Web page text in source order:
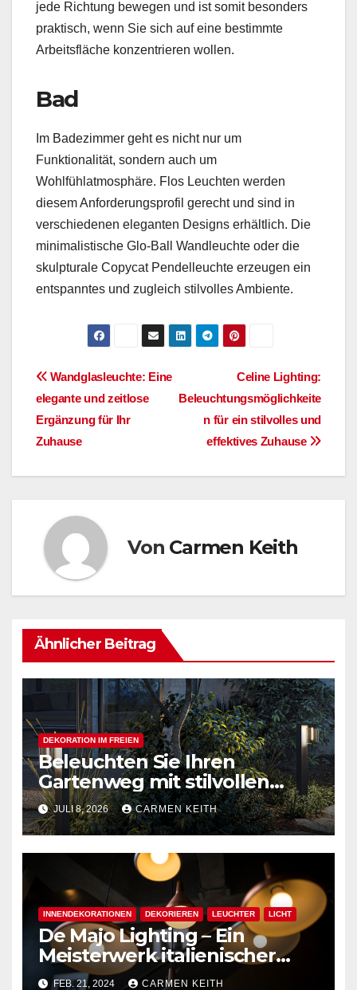
jede Richtung bewegen und ist somit besonders
praktisch, wenn Sie sich auf eine bestimmte
Arbeitsfläche konzentrieren wollen.
Bad
Im Badezimmer geht es nicht nur um
Funktionalität, sondern auch um
Wohlfühlatmosphäre. Flos Leuchten werden
diesem Anforderungsprofil gerecht und sind in
verschiedenen eleganten Designs erhältlich. Die
minimalistische Glo-Ball Wandleuchte oder die
skulpturale Copycat Pendelleuchte erzeugen ein
entspanntes und zugleich stilvolles Ambiente.
BeitragsnavigationCeline Lighting:
Beleuchtungsmöglichkeite
n für ein stilvolles und
effektives Zuhause
Wandglasleuchte: Eine
elegante und zeitlose
Ergänzung für Ihr
Zuhause
Von Carmen Keith
Ähnlicher Beitrag
DEKORATION IM FREIEN
Beleuchten Sie Ihren
Gartenweg mit stilvollen
Außenpollerleuchten
JULI 8, 2026 CARMEN KEITH
INNENDEKORATIONEN DEKORIEREN LEUCHTER LICHT
De Majo Lighting – Ein
Meisterwerk italienischer
Handwerkskunst
FEB. 21, 2024 CARMEN KEITH